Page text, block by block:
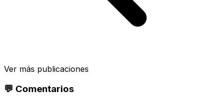
Ver más publicaciones
💬 Comentarios